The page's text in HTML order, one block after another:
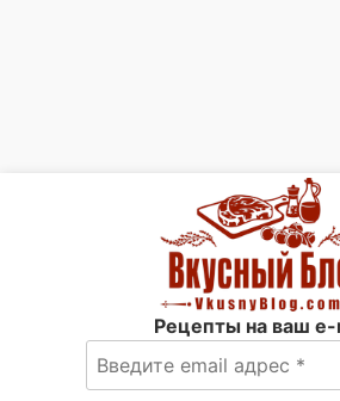
Рецепты на ваш e-